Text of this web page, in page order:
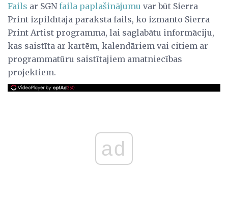
Fails ar SGNfaila paplašinājumu var būt Sierra
Print izpildītāja paraksta fails, ko izmanto Sierra
Print Artist programma, lai saglabātu informāciju,
kas saistīta ar kartēm, kalendāriem vai citiem ar
programmatūru saistītajiem amatniecības
projektiem.
ad